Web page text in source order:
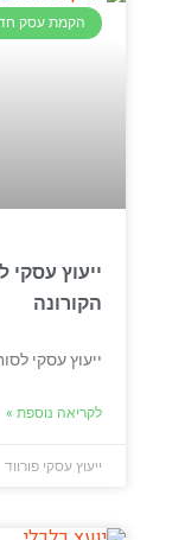
הקמת עסק
ייעוץ
הקורונה
ייעוץ עסקי
לקריאה נוספת »
ייעוץ עסקי פורווד